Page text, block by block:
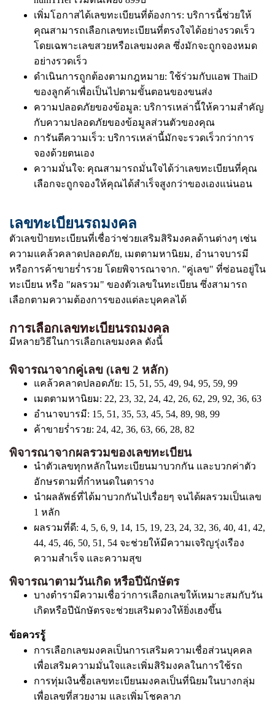
เพิ่มโอกาสได้เลขทะเบียนที่ต้องการ: บริการนี้ช่วยให้
คุณสามารถเลือกเลขทะเบียนที่ตรงใจได้อย่างรวดเร็ว
โดยเฉพาะเลขสวยหรือเลขมงคล ซึ่งมักจะถูกจองหมด
อย่างรวดเร็ว
ดำเนินการถูกต้องตามกฎหมาย: ใช้ร่วมกับแอพ ThaiD
ของลูกค้าเพื่อเป็นไปตามขั้นตอนของขนส่ง
ความปลอดภัยของข้อมูล: บริการเหล่านี้ให้ความสำคัญ
กับความปลอดภัยของข้อมูลส่วนตัวของคุณ
การันตีความเร็ว: บริการเหล่านี้มักจะรวดเร็วกว่าการ
จองด้วยตนเอง
ความมั่นใจ: คุณสามารถมั่นใจได้ว่าเลขทะเบียนที่คุณ
เลือกจะถูกจองให้คุณได้สำเร็จสูงกว่าของเองแน่นอน
เลขทะเบียนรถมงคล
ตัวเลขป้ายทะเบียนที่เชื่อว่าช่วยเสริมสิริมงคลด้านต่างๆ เช่น
ความแคล้วคลาดปลอดภัย, เมตตามหานิยม, อำนาจบารมี
หรือการค้าขายร่ำรวย โดยพิจารณาจาก. "คู่เลข" ที่ซ่อนอยู่ใน
ทะเบียน หรือ "ผลรวม" ของตัวเลขในทะเบียน ซึ่งสามารถ
เลือกตามความต้องการของแต่ละบุคคลได้
การเลือกเลขทะเบียนรถมงคล
มีหลายวิธีในการเลือกเลขมงคล ดังนี้
พิจารณาจากคู่เลข (เลข 2 หลัก)
แคล้วคลาดปลอดภัย: 15, 51, 55, 49, 94, 95, 59, 99
เมตตามหานิยม: 22, 23, 32, 24, 42, 26, 62, 29, 92, 36, 63
อำนาจบารมี: 15, 51, 35, 53, 45, 54, 89, 98, 99
ค้าขายร่ำรวย: 24, 42, 36, 63, 66, 28, 82
พิจารณาจากผลรวมของเลขทะเบียน
นำตัวเลขทุกหลักในทะเบียนมาบวกกัน และบวกค่าตัว
อักษรตามที่กำหนดในตาราง
นำผลลัพธ์ที่ได้มาบวกกันไปเรื่อยๆ จนได้ผลรวมเป็นเลข
1 หลัก
ผลรวมที่ดี: 4, 5, 6, 9, 14, 15, 19, 23, 24, 32, 36, 40, 41, 42,
44, 45, 46, 50, 51, 54 จะช่วยให้มีความเจริญรุ่งเรือง
ความสำเร็จ และความสุข
พิจารณาตามวันเกิด หรือปีนักษัตร
บางตำรามีความเชื่อว่าการเลือกเลขให้เหมาะสมกับวัน
เกิดหรือปีนักษัตรจะช่วยเสริมดวงให้ยิ่งเฮงขึ้น
ข้อควรรู้
การเลือกเลขมงคลเป็นการเสริมความเชื่อส่วนบุคคล
เพื่อเสริมความมั่นใจและเพิ่มสิริมงคลในการใช้รถ
การทุ่มเงินซื้อเลขทะเบียนมงคลเป็นที่นิยมในบางกลุ่ม
เพื่อเลขที่สวยงาม และเพิ่มโชคลาภ